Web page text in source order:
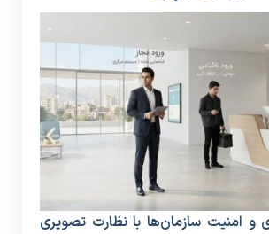
و امنیت سازمان‌ها با نظارت تصویری